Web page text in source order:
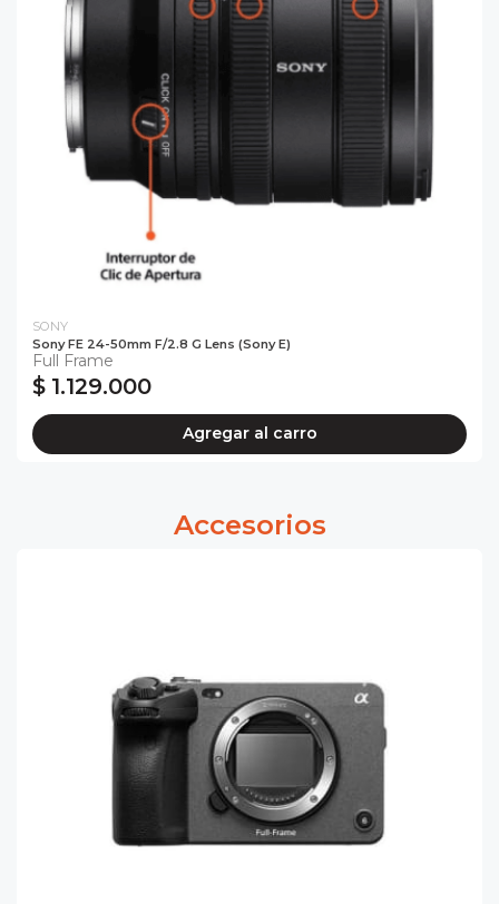
SONY
Sony FE 24-50mm F/2.8 G Lens (Sony E)
Full Frame
$ 1.129.000
Agregar al carro
Accesorios